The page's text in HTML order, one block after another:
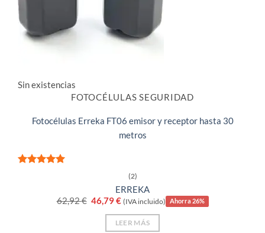
Sin existencias
FOTOCÉLULAS SEGURIDAD
Fotocélulas Erreka FT06 emisor y receptor hasta 30
metros
(2)
ERREKA
62,92€ El
precio
original
46,79€El
precio
actual
es:
(IVA incluido) Ahorra 26%
LEER MÁS